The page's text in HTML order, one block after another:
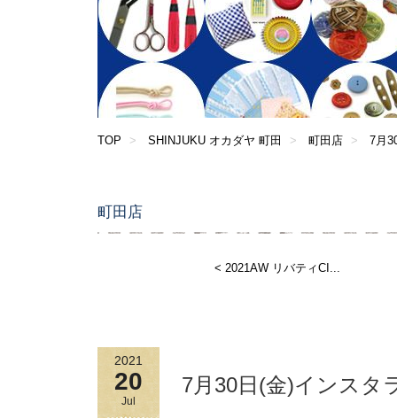
TOP SHINJUKU オカダヤ 町田 町田店 7月
町田店
< 2021AW リバティCI...
2021
20
Jul
7月30日(金)インスタ